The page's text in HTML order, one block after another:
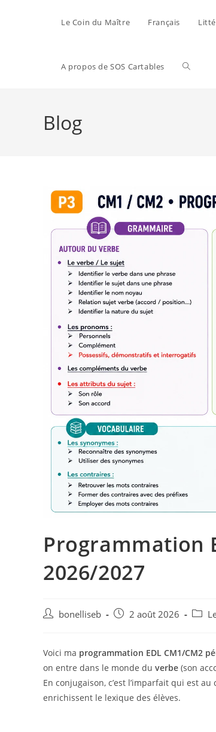
Le Coin du Maître Français
A propos de SOS Cartables
Blog
Programmation
2026/2027
bonelliseb 2 août 2026
Voici ma programmation EDL CM1/CM2
on entre dans le monde du verbe (son
En conjugaison, c’est l’imparfait qui est
enrichissent le lexique des élèves.